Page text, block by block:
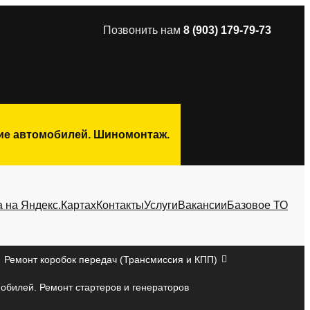
Позвонить нам 8 (903) 179-79-73
автомобилей. Шиномонтаж.
на Яндекс.КартахКонтактыУслугиВакансииБазовое ТО
Ремонт коробок передач (Трансмиссия и КПП)
Ремонт стартеров и генераторов